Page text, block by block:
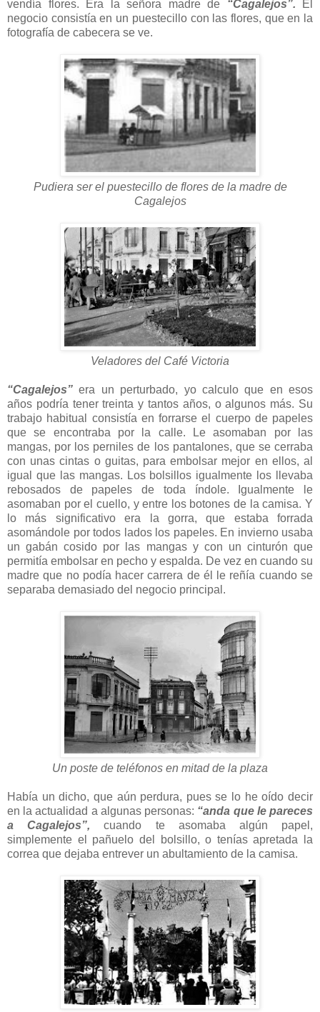
vendía flores. Era la señora madre de “Cagalejos”.
El
negocio consistía en un puestecillo con las flores, que en la
fotografía de cabecera se ve.
Pudiera ser el puestecillo de flores de la madre de
Cagalejos
Veladores del Café Victoria
“Cagalejos” era un perturbado, yo calculo que en esos
años podría tener treinta y tantos años, o algunos más. Su
trabajo habitual consistía en forrarse el cuerpo de papeles
que se encontraba por la calle. Le asomaban por las
mangas, por los perniles de los pantalones, que se cerraba
con unas cintas o guitas, para embolsar mejor en ellos, al
igual que las mangas. Los bolsillos igualmente los llevaba
rebosados de papeles de toda índole. Igualmente le
asomaban por el cuello, y entre los botones de la camisa. Y
lo más significativo era la gorra, que estaba forrada
asomándole por todos lados los papeles. En invierno usaba
un gabán cosido por las mangas y con un cinturón que
permitía embolsar en pecho y espalda. De vez en cuando su
madre que no podía hacer carrera de él le reñía cuando se
separaba demasiado del negocio principal.
Un poste de teléfonos en mitad de la plaza
Había un dicho, que aún perdura, pues se lo he oído decir
en la actualidad a algunas personas: “anda que le pareces
a Cagalejos”, cuando te asomaba algún papel,
simplemente el pañuelo del bolsillo, o tenías apretada la
correa que dejaba entrever un abultamiento de la camisa.